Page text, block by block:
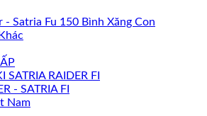
- Satria Fu 150 Bình Xăng Con
RAIDER FI
- SATRIA FI
Nam